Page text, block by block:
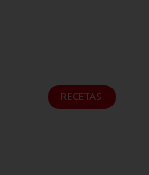
RECETAS